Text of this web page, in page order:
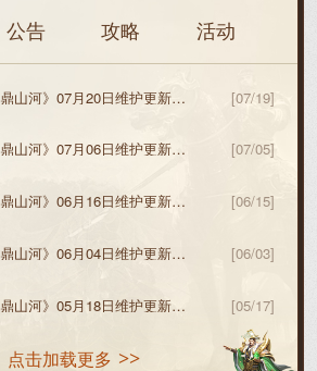
点击加载更多
公告 攻略 活动
山河》07月20日维护更新预告 [07/19]
山河》07月06日维护更新预告 [07/05]
山河》06月16日维护更新预告 [06/15]
山河》06月04日维护更新预告 [06/03]
山河》05月18日维护更新预告 [05/17]